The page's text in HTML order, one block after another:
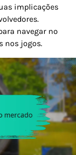
implicações
navegar no
nos jogos.